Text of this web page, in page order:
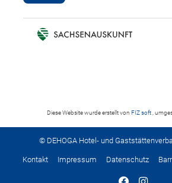
Diese Website wurde erstellt von FIZ soft ,
© DEHOGA Hotel- und
Kontakt Impressum Datenschutz